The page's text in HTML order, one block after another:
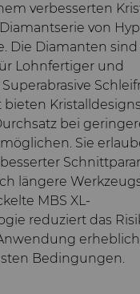
verbesserten
von
Die Diamanten sind
Lohnfertiger und
bieten
bei
Sie
längere
MBS XL-
reduziert das
Bedingungen.